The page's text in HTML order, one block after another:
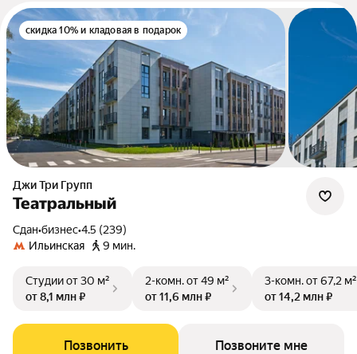
скидка 10% и кладовая в подарок
Джи Три Групп
Театральный
Сдан•бизнес•4.5 (239)
Ильинская
9 мин.
Студииот 30 м²
от 8,1 млн ₽
2-комн.от 49 м²
от 11,6 млн ₽
3-комн.от 67,2 м²
от 14,2 млн ₽
Позвонить Позвоните мне